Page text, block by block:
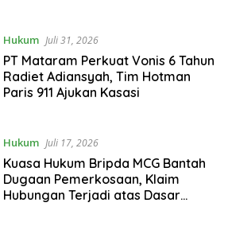
Hukum Juli 31, 2026
PT Mataram Perkuat Vonis 6 Tahun
Radiet Adiansyah, Tim Hotman
Paris 911 Ajukan Kasasi
Hukum Juli 17, 2026
Kuasa Hukum Bripda MCG Bantah
Dugaan Pemerkosaan, Klaim
Hubungan Terjadi atas Dasar